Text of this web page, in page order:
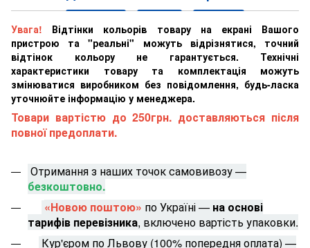
Увага! Відтінки кольорів товару на екрані Вашого
пристрою та "реальні" можуть відрізнятися, точний
відтінок кольору не гарантується. Технічні
характеристики товару та комплектація можуть
змінюватися виробником без повідомлення, будь-ласка
уточнюйте інформацію у менеджера.
Товари вартістю до 250грн. доставляються після
повної предоплати.
Отримання з наших точок самовивозу —
безкоштовно.
«Новою поштою» по Україні — на основі
тарифів перевізника, включено вартість упаковки.
Кур'єром по Львову (100% попередня оплата) —